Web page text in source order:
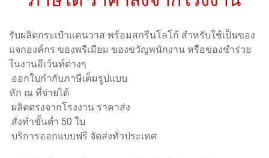
รับผลิตกระเป๋าแคนวาส พร้อมสกรีนโลโก้ สำหรับใช้เป็นของ
แจกองค์กร ของพรีเมียม ของขวัญพนักงาน หรือของชำร่วย
ในงานอีเว้นท์ต่างๆ
ออกใบกำกับภาษีเต็มรูปแบบ
หัก ณ ที่จ่ายได้
ผลิตตรงจากโรงงาน ราคาส่ง
สั่งทำขั้นต่ำ 50 ใบ
บริการออกแบบฟรี จัดส่งทั่วประเทศ